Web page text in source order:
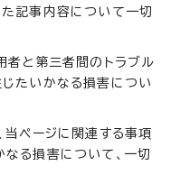
記事内容について一切
者と第三者間のトラブル
たいかなる損害につい
ページに関連する事項
る損害について、一切